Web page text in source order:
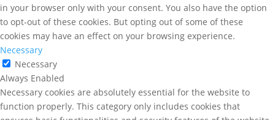
in your browser only with your consent. You also have the option
to opt-out of these cookies. But opting out of some of these
cookies may have an effect on your browsing experience.
Necessary
Necessary
Always Enabled
Necessary cookies are absolutely essential for the website to
function properly. This category only includes cookies that